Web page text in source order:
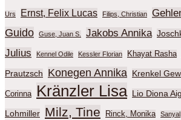
Urs Ernst, Felix Lucas Filips, Christian
Guido
Guse, Juan S. Jakobs Annika
Julius
Kennel Odile Kessler Florian Khayat Rasha
Prautzsch Konegen Annika Krenkel
Corinna Kränzler Lisa Lio Diona
Lohmiller Milz, Tine Rinck, Monika